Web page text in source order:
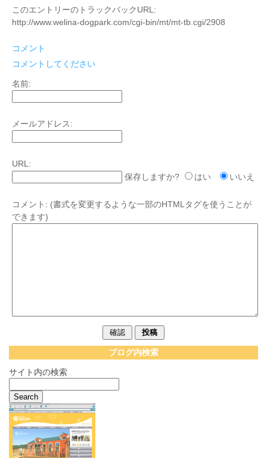
このエントリーのトラックバックURL:
http://www.welina-dogpark.com/cgi-bin/mt/mt-tb.cgi/2908
コメント
コメントしてください
名前:
メールアドレス:
URL:
保存しますか?
はい いいえ
コメント: (書式を変更するような一部のHTMLタグを使うことが
できます)
ブログ内検索
サイト内の検索